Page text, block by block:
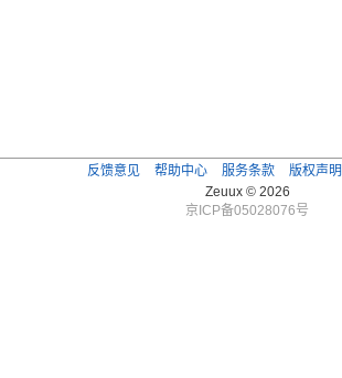
反馈意见 帮助中心 服务条款 版权声明
Zeuux © 2026
京ICP备05028076号